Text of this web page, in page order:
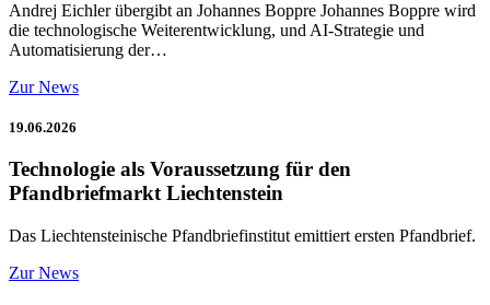
Andrej Eichler übergibt an Johannes Boppre Johannes Boppre wird
die technologische Weiterentwicklung, und AI-Strategie und
Automatisierung der…
Zur News
19.06.2026
Technologie als Voraussetzung für den
Pfandbriefmarkt Liechtenstein
Das Liechtensteinische Pfandbriefinstitut emittiert ersten Pfandbrief.
Zur News